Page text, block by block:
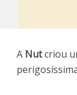
A Nutcriou